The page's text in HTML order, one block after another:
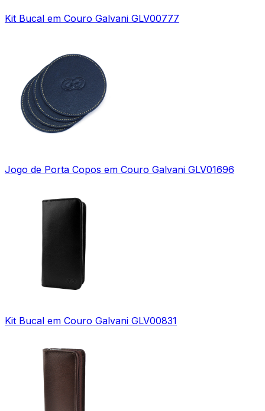
Kit Bucal em Couro Galvani GLV00777
Jogo de Porta Copos em Couro Galvani GLV01696
Kit Bucal em Couro Galvani GLV00831